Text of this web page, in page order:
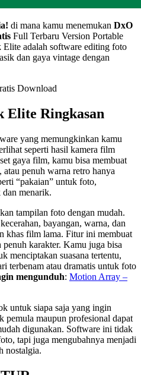
di mana kamu menemukan DxO
Full Terbaru Version Portable
adalah software editing foto
dan gaya vintage dengan
Elite Ringkasan
yang memungkinkan kamu
seperti hasil kamera film
gaya film, kamu bisa membuat
penuh warna retro hanya
“pakaian” untuk foto,
menarik.
tampilan foto dengan mudah.
bayangan, warna, dan
khas film lama. Fitur ini membuat
karakter. Kamu juga bisa
menciptakan suasana tertentu,
terbenam atau dramatis untuk foto
mengunduh: Motion Array –
untuk siapa saja yang ingin
pemula maupun profesional dapat
digunakan. Software ini tidak
tapi juga mengubahnya menjadi
nostalgia.